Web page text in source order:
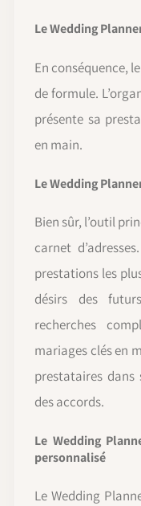
Le Wedding
En conséquence,
de formule.
présente sa
en main.
Le Wedding
Bien sûr, l’outil
carnet
prestations les
désirs des
recherches
mariages clés en
prestataires dans
des accords.
Le Wedding
personnalisé
Le Wedding